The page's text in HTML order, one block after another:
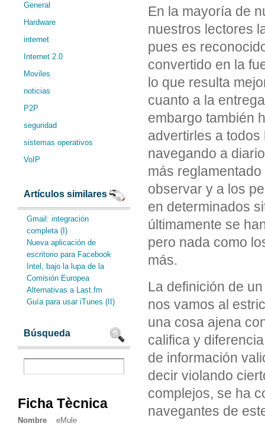
General
Hardware
internet
Internet 2.0
Moviles
noticias
P2P
seguridad
sistemas operativos
VoIP
Artículos similares
Gmail: integración
completa (I)
Nueva aplicación de
escritorio para Facebook
Intel, bajo la lupa de la
Comisión Europea
Alternativas a Last.fm
Guía para usar iTunes (II)
Búsqueda
Ficha Tècnica
Nombre
eMule
En la mayoría de
nuestros lectores
pues es
convertido en la
lo que resulta
cuanto a la
embargo también
advertirles a
navegando a
más
observar y a los
en determinados
últimamente se
pero nada como
más.
La definición de
nos vamos al
una cosa ajena
califica y
de información
decir violando
complejos, se ha
navegantes de